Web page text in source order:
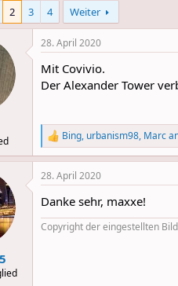
2 3 4 Weiter
28. April 2020
Mit Covivio.
Der Alexander Tower
R
e
a
c
i
o
n
Bing, urbanism98, Marc
28. April 2020
Danke sehr, maxxe!
Copyright der eingestellten